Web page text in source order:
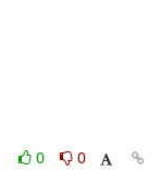
0
0